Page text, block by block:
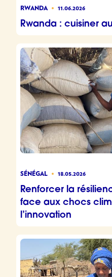
RWANDA 11.06.2026
Rwanda : cuisiner
SÉNÉGAL 18.05.2026
Renforcer la
face aux chocs
l’innovation